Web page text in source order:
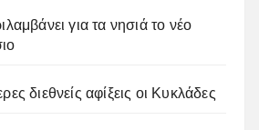
για τα νησιά το νέο
διεθνείς αφίξεις οι Κυκλάδες